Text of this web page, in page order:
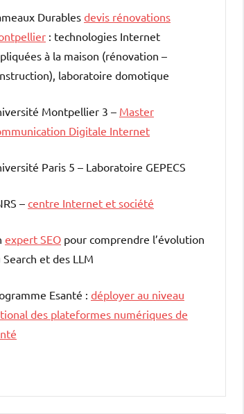
Durables devis rénovations
: technologies Internet
à la maison (rénovation –
laboratoire domotique
Montpellier 3 – Master
Digitale Internet
Paris 5 – Laboratoire GEPECS
–centre Internet et société
expert SEO pour comprendre l’évolution
Search et des LLM
Esanté : déployer au niveau
des plateformes numériques de